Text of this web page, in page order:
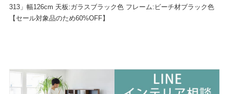
313」幅126cm 天板:ガラスブラック色 フレーム:ビーチ材ブラック色
【セール対象品のため60%OFF】